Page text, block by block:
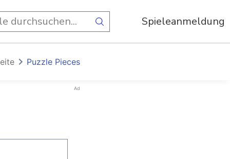
Spieleanmeldung
Puzzle Pieces
Ad